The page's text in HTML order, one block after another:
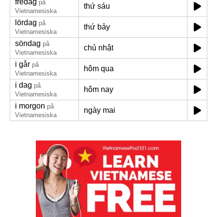
fredag på
Vietnamesiska
thứ sáu
lördag på
Vietnamesiska
thứ bảy
söndag på
Vietnamesiska
chủ nhật
i går på
Vietnamesiska
hôm qua
i dag på
Vietnamesiska
hôm nay
i morgon på
Vietnamesiska
ngày mai